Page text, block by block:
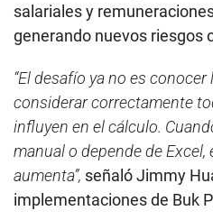
salariales y
generando nuevos riesgos
“El desafío ya no es
considerar correctamente
influyen en el cálculo.
manual o depende de Excel,
aumenta”, señaló Jimmy
implementaciones de Buk